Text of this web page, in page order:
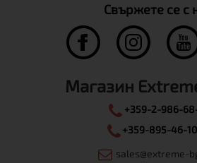
Свържете се с
Магазин
+359-2-986-
+359-895-46-
sales@extreme-